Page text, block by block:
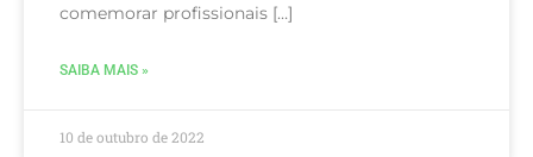
comemorar profissionais […]
SAIBA MAIS »
10 de outubro de 2022